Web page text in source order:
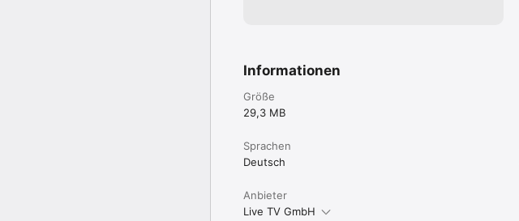
Informationen
Größe
29,3 MB
Sprachen
Deutsch
Anbieter
Live TV GmbH